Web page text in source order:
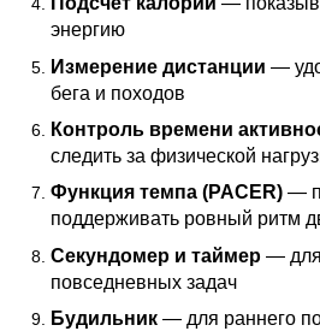
энергию
Измерение дистанции —
бега и походов
Контроль времени
следить за физической
Функция темпа (PACER) —
поддерживать ровный ритм
Секундомер и таймер — для
повседневных задач
Будильник — для раннего